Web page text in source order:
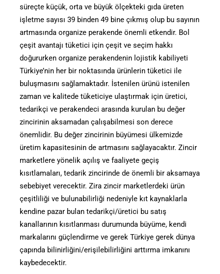
süreçte küçük, orta ve büyük ölçekteki gıda üreten
işletme sayısı 39 binden 49 bine çıkmış olup bu sayının
artmasında organize perakende önemli etkendir. Bol
çeşit avantajı tüketici için çeşit ve seçim hakkı
doğururken organize perakendenin lojistik kabiliyeti
Türkiye’nin her bir noktasında ürünlerin tüketici ile
buluşmasını sağlamaktadır. İstenilen ürünü istenilen
zaman ve kalitede tüketiciye ulaştırmak için üretici,
tedarikçi ve perakendeci arasında kurulan bu değer
zincirinin aksamadan çalışabilmesi son derece
önemlidir. Bu değer zincirinin büyümesi ülkemizde
üretim kapasitesinin de artmasını sağlayacaktır. Zincir
marketlere yönelik açılış ve faaliyete geçiş
kısıtlamaları, tedarik zincirinde de önemli bir aksamaya
sebebiyet verecektir. Zira zincir marketlerdeki ürün
çeşitliliği ve bulunabilirliği nedeniyle kıt kaynaklarla
kendine pazar bulan tedarikçi/üretici bu satış
kanallarının kısıtlanması durumunda büyüme, kendi
markalarını güçlendirme ve gerek Türkiye gerek dünya
çapında bilinirliğini/erişilebilirliğini arttırma imkanını
kaybedecektir.